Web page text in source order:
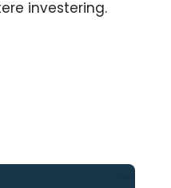
investering.